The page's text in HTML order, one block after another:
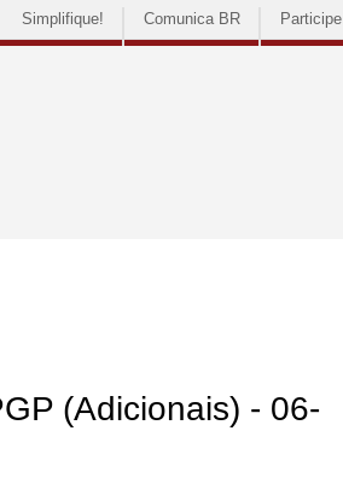
Simplifique! Comunica BR Participe
(Adicionais) - 06-